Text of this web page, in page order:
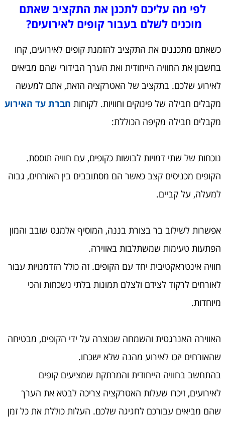
לפי מה עליכם לתכנן את התקציב שאתם
מוכנים לשלם בעבור קופים לאירועים?
כשאתם מתכננים את התקציב להזמנת קופים לאירועים, קחו
בחשבון את החוויה הייחודית ואת הערך הבידורי שהם מביאים
לאירוע שלכם. בתקציב של האטרקציה הזאת, אתם למעשה
מקבלים חבילה של פינוקים וחוויות. לקוחות חברת עד האירוע
מקבלים חבילה מקיפה הכוללת:
נוכחות של שתי דמויות לבושות כקופים, עם חוויה תוססת.
הקופים מכניסים קצב כאשר הם מסתובבים בין האורחים, גבוה
למעלה, על קביים.
אפשרות לשילוב בר בצורת בננה, המוסיף אלמנט שובב והמון
הפתעות טעימות שמשתלבות באווירה.
חוויה אינטראקטיבית יחד עם הקופים. זה כולל הזדמנויות עבור
לאורחים לרקוד לצידם ולצלם תמונות בלתי נשכחות והכי
מיוחדות.
האווירה האנרגטית והשמחה שנוצרה על ידי הקופים, מבטיחה
שהאורחים יזכו לאירוע מהנה שלא ישכחו.
בהתחשב בחוויה הייחודית והמרתקת שמציעים קופים
לאירועים, זיכרו שעלות האטרקציה צריכה לבטא את הערך
שהם מביאים עבורכם לחגיגה שלכם. העלות כוללת את כל זמן